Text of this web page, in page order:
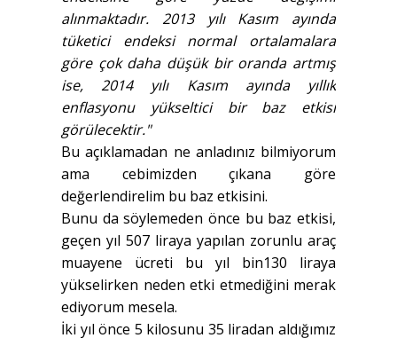
alınmaktadır. 2013 yılı Kasım ayında
tüketici endeksi normal ortalamalara
göre çok daha düşük bir oranda artmış
ise, 2014 yılı Kasım ayında yıllık
enflasyonu yükseltici bir baz etkisi
görülecektir."
Bu açıklamadan ne anladınız bilmiyorum
ama cebimizden çıkana göre
değerlendirelim bu baz etkisini.
Bunu da söylemeden önce bu baz etkisi,
geçen yıl 507 liraya yapılan zorunlu araç
muayene ücreti bu yıl bin130 liraya
yükselirken neden etki etmediğini merak
ediyorum mesela.
İki yıl önce 5 kilosunu 35 liradan aldığımız